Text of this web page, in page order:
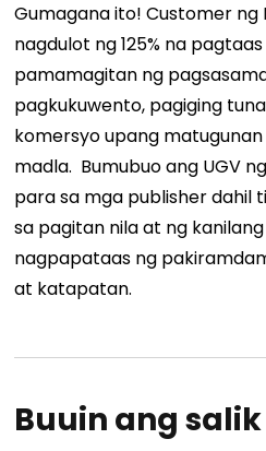
Gumagana ito! Customer
nagdulot ng 125% na
pamamagitan ng
pagkukuwento, pagiging
komersyo upang
madla. Bumubuo ang UGV
para sa mga publisher dahil
sa pagitan nila at ng
nagpapataas ng
at katapatan.
Buuin ang